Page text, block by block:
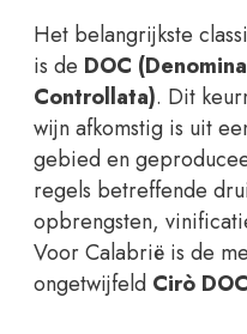
Het belangrijkste
is de DOC
Controllata). Dit
wijn afkomstig is uit
gebied en
regels betreffende
opbrengsten,
Voor Calabrië is de
ongetwijfeld Cirò DOC